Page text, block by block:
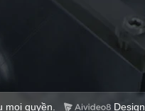
mọi quyền. Design